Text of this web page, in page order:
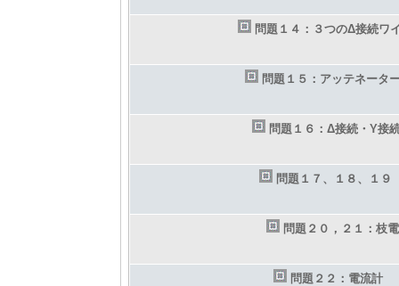
問題１４：３つのΔ接続ワ
問題１５：アッテネータ
問題１６：Δ接続・Y接
問題１７、１８、１９
問題２０，２１：枝
問題２２：電流計